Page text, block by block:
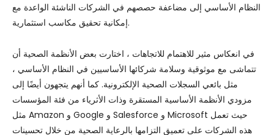
النظام الأساسي إلى مضاعفة حصصهم في الشركات الناشئة الواعدة مع
إمكانية تحقيق مكاسب استثمارية.
في انعكاس مثير للاهتمام للاتجاهات ، اختارت بعض الأنظمة الصحية أن
تتماشى مع موثوقية وسلامة شركائها الأساسيين في النظام الأساسي ،
مثل بائعي السجلات الصحية الإلكترونية. كما أنهم يتجهون أيضًا إلى
مزودي الأنظمة الأساسية المستقرة وذات الأثرياء من فئة المؤسسات
مثل Amazon و Google و Salesforce و Microsoft حيث تعمل
هذه الشركات على تعميق التزامها بالرعاية الصحية من خلال تحسينات